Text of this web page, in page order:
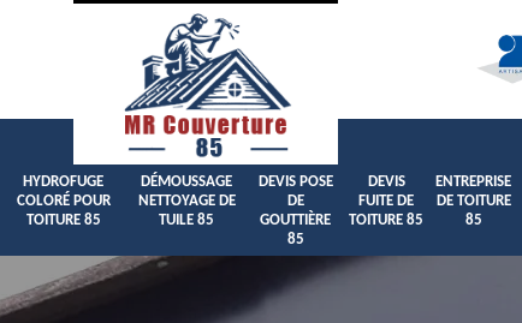
HYDROFUGE
COLORÉ POUR
TOITURE 85
DÉMOUSSAGE
NETTOYAGE DE
TUILE 85
DEVIS POSE
DE
GOUTTIÈRE
85
DEVIS
FUITE DE
TOITURE 85
ENTREPRISE
DE TOITURE
85